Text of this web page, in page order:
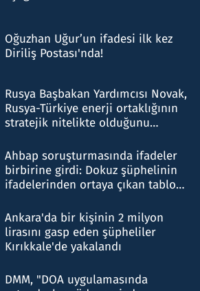
Oğuzhan Uğur’un ifadesi ilk kez
Diriliş Postası'nda!
Rusya Başbakan Yardımcısı Novak,
Rusya-Türkiye enerji ortaklığının
stratejik nitelikte olduğunu
Ahbap soruşturmasında ifadeler
birbirine girdi: Dokuz şüphelinin
ifadelerinden ortaya çıkan tablo
Ankara'da bir kişinin 2 milyon
lirasını gasp eden şüpheliler
Kırıkkale'de yakalandı
DMM, "DOA uygulamasında